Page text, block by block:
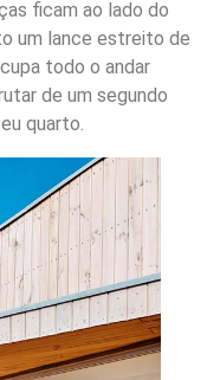
ficam ao lado do
um lance estreito de
todo o andar
de um segundo
quarto.